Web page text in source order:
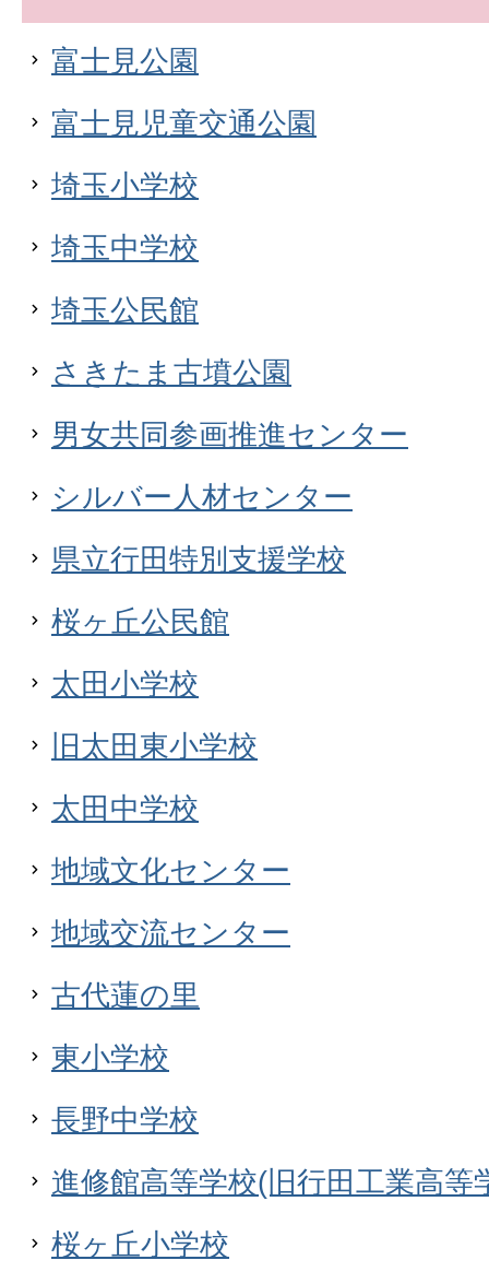
富士見公園
富士見児童交通公園
埼玉小学校
埼玉中学校
埼玉公民館
さきたま古墳公園
男女共同参画推進センター
シルバー人材センター
県立行田特別支援学校
桜ヶ丘公民館
太田小学校
旧太田東小学校
太田中学校
地域文化センター
地域交流センター
古代蓮の里
東小学校
長野中学校
進修館高等学校(旧行田工業高等
桜ヶ丘小学校